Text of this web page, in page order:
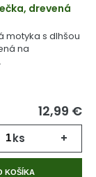
drevená
motyka s dlhšou
na
12,99 €
ks +
KOŠÍKA